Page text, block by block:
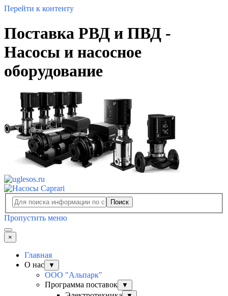
Перейти к контенту
Поставка РВД и ПВД -
Насосы и насосное
оборудование
Поиск
Пропустить меню
×
Главная
О нас
▼
ООО "Альпарк"
Программа поставок
▼